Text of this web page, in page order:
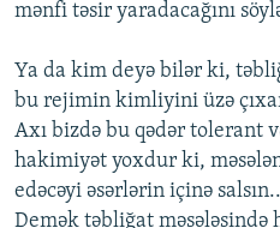
mənfi təsir yaradacağını
Ya da kim deyə bilər ki,
bu rejimin kimliyini üzə
Axı bizdə bu qədər tolerant
hakimiyət yoxdur ki,
edəcəyi əsərlərin içinə
Demək təbliğat məsələsində